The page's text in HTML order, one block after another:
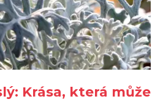
Krása, která může